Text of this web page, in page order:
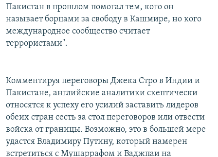
Пакистан в прошлом помогал тем, кого он
называет борцами за свободу в Кашмире, но кого
международное сообщество считает
террористами".
Комментируя переговоры Джека Стро в Индии и
Пакистане, английские аналитики скептически
относятся к успеху его усилий заставить лидеров
обеих стран сесть за стол переговоров или отвести
войска от границы. Возможно, это в большей мере
удастся Владимиру Путину, который намерен
встретиться с Мушаррафом и Ваджпаи на